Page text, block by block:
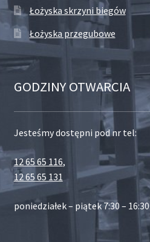
Łożyska skrzyni biegów
Łożyska przegubowe
GODZINY OTWARCIA
Jesteśmy dostępni pod nr tel:
12 65 65 116,
12 65 65 131
poniedziałek – piątek 7:30 – 16:30